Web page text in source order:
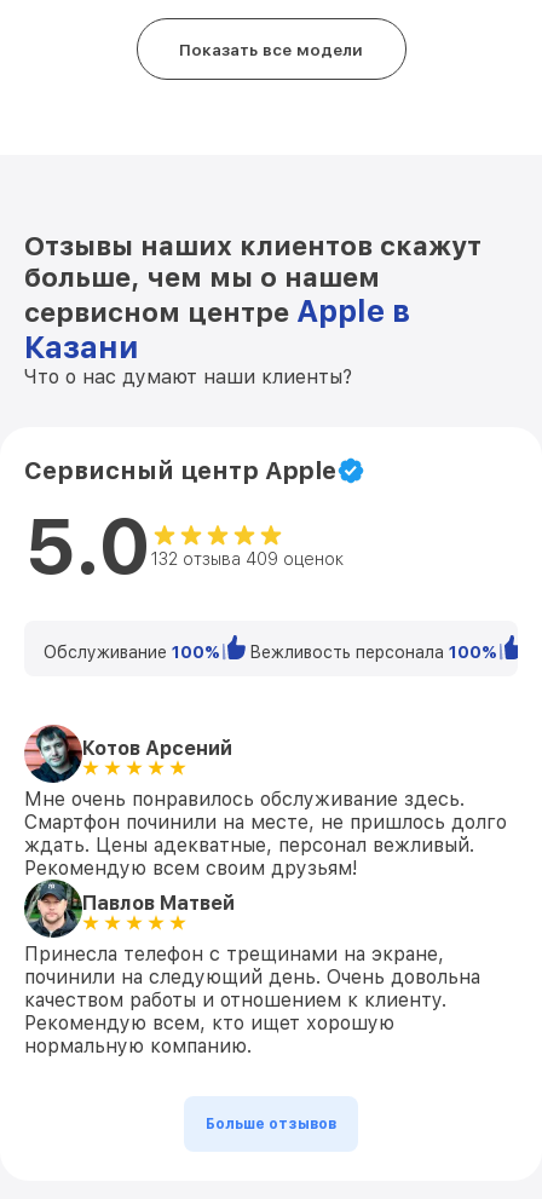
Замена контроллера питания iPhone 13
Показать все модели
Отзывы наших клиентов скажут
больше, чем мы о нашем
сервисном центре Apple в
Казани
Что о нас думают наши клиенты?
Сервисный центр Apple
5.0 132 отзыва 409 оценок
Обслуживание 100% Вежливость персонала 100%
Котов Арсений
Мне очень понравилось обслуживание здесь.
Смартфон починили на месте, не пришлось долго
ждать. Цены адекватные, персонал вежливый.
Рекомендую всем своим друзьям!
Павлов Матвей
Принесла телефон с трещинами на экране,
починили на следующий день. Очень довольна
качеством работы и отношением к клиенту.
Рекомендую всем, кто ищет хорошую
нормальную компанию.
Больше отзывов